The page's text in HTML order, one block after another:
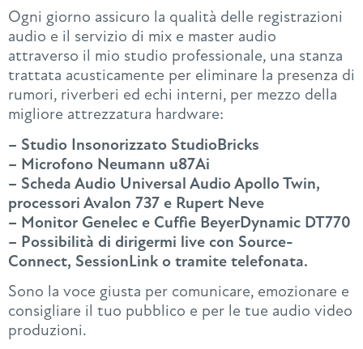
Ogni giorno assicuro la qualità delle registrazioni
audio e il servizio di mix e master audio
attraverso il mio studio professionale, una stanza
trattata acusticamente per eliminare la presenza di
rumori, riverberi ed echi interni, per mezzo della
migliore attrezzatura hardware:
– Studio Insonorizzato StudioBricks
– Microfono Neumann u87Ai
– Scheda Audio Universal Audio Apollo Twin,
processori Avalon 737 e Rupert Neve
– Monitor Genelec e Cuffie BeyerDynamic DT770
– Possibilità di dirigermi live con Source-
Connect, SessionLink o tramite telefonata.
Sono la voce giusta per comunicare, emozionare e
consigliare il tuo pubblico e per le tue audio video
produzioni.